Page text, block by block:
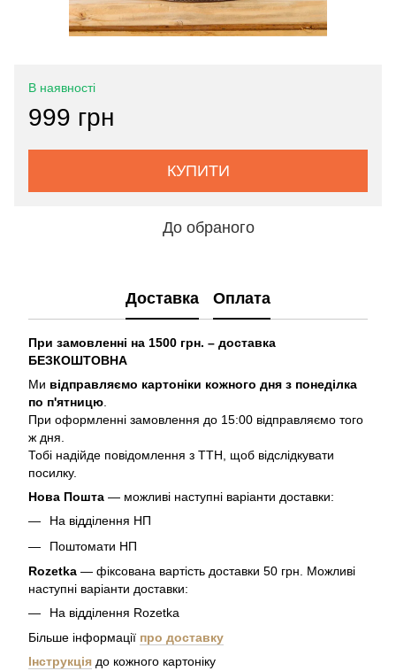
В наявності
999 грн
КУПИТИ
До обраного
Доставка Оплата
При замовленні на 1500 грн. – доставка
БЕЗКОШТОВНА
Ми відправляємо картоніки кожного дня з понеділка
по п'ятницю
При оформленні замовлення до 15:00 відправляємо того
ж дня.
Тобі надійде повідомлення з ТТН, щоб відслідкувати
посилку.
Нова Пошта — можливі наступні варіанти доставки:
На відділення НП
Поштомати НП
Rozetka — фіксована вартість доставки 50 грн. Можливі
наступні варіанти доставки:
На відділення Rozetka
Більше інформації про доставку
Інструкція до кожного картоніку